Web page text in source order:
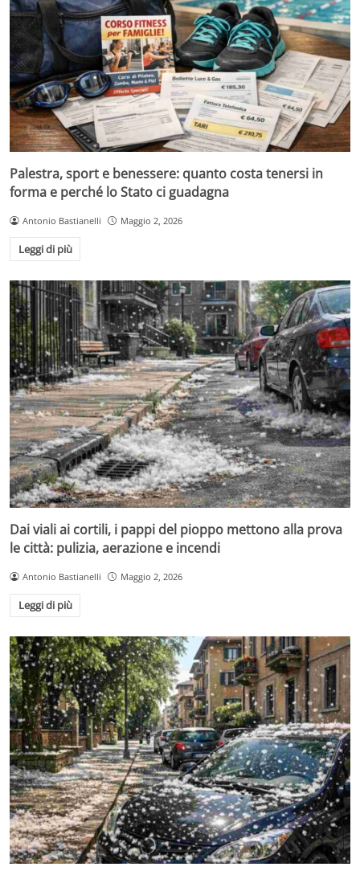
Palestra, sport e benessere: quanto costa tenersi in
forma e perché lo Stato ci guadagna
Antonio Bastianelli Maggio 2, 2026
Leggi di più
Dai viali ai cortili, i pappi del pioppo mettono alla prova
le città: pulizia, aerazione e incendi
Antonio Bastianelli Maggio 2, 2026
Leggi di più